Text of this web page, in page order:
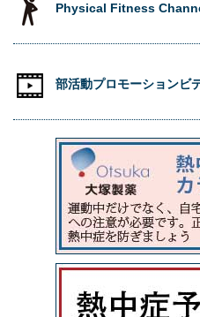
Physical Fitness
部活動プロモーションビ